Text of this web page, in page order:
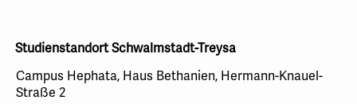
Studienstandort Schwalmstadt-Treysa
Campus Hephata, Haus Bethanien, Hermann-Knauel-
Straße 2